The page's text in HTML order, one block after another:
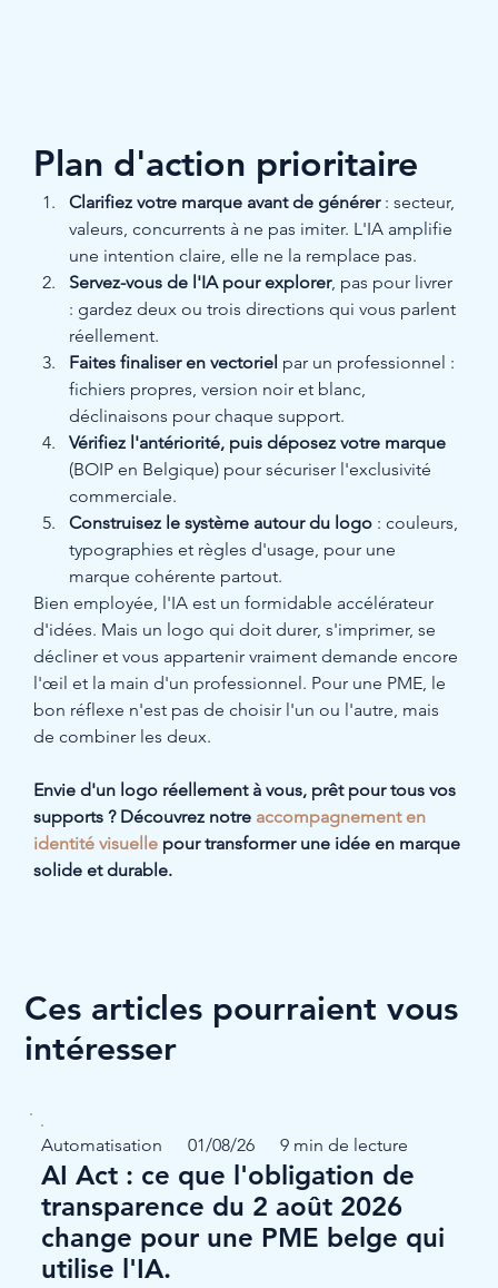
Plan d'action prioritaire
Clarifiez votre marque avant de générer : secteur,
valeurs, concurrents à ne pas imiter. L'IA amplifie
une intention claire, elle ne la remplace pas.
Servez-vous de l'IA pour explorer, pas pour livrer
: gardez deux ou trois directions qui vous parlent
réellement.
Faites finaliser en vectoriel par un professionnel :
fichiers propres, version noir et blanc,
déclinaisons pour chaque support.
Vérifiez l'antériorité, puis déposez votre marque
(BOIP en Belgique) pour sécuriser l'exclusivité
commerciale.
Construisez le système autour du logo : couleurs,
typographies et règles d'usage, pour une
marque cohérente partout.
Bien employée, l'IA est un formidable accélérateur
d'idées. Mais un logo qui doit durer, s'imprimer, se
décliner et vous appartenir vraiment demande encore
l'œil et la main d'un professionnel. Pour une PME, le
bon réflexe n'est pas de choisir l'un ou l'autre, mais
de combiner les deux.
Envie d'un logo réellement à vous, prêt pour tous vos
supports ? Découvrez notre accompagnement en
identité visuelle pour transformer une idée en marque
solide et durable.
Automatisation 01/08/26 9 min de lecture
AI Act : ce que l'obligation de
transparence du 2 août 2026
change pour une PME belge qui
utilise l'IA.
Ces articles pourraient vous
intéresser